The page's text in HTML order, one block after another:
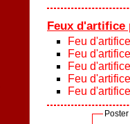
Feux d'artifice
Feu
Feu
Feu
Feu
Feu